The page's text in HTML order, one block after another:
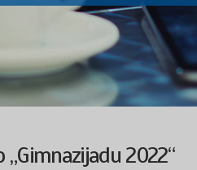
2022“